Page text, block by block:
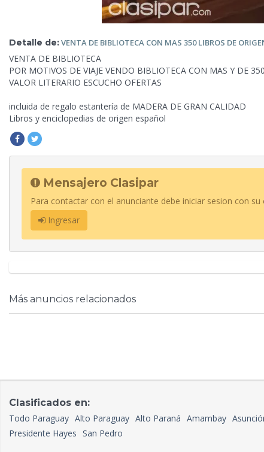
Detalle de:VENTA DE BIBLIOTECA CON MAS 350 LIBROS DE
VENTA DE BIBLIOTECA
POR MOTIVOS DE VIAJE VENDO BIBLIOTECA CON MAS Y DE
VALOR LITERARIO ESCUCHO OFERTAS
incluida de regalo estantería de MADERA DE GRAN CALIDAD
Libros y enciclopedias de origen español
Mensajero Clasipar
Para contactar con el anunciante debe iniciar sesion con su
Ingresar
Más anuncios relacionados
Clasificados en:
Todo Paraguay Alto Paraguay Alto Paraná Amambay
Presidente Hayes San Pedro